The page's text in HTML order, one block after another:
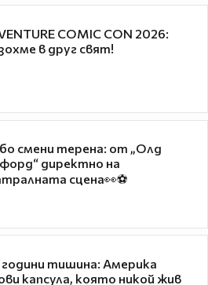
COMIC CON 2026:
в друг свят!
смени терена: от „Олд
директно на
сцена👀⚽
години тишина: Америка
капсула, която никой жив